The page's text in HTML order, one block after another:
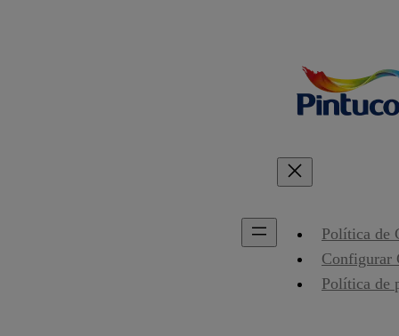
Política de
Configurar
Política de